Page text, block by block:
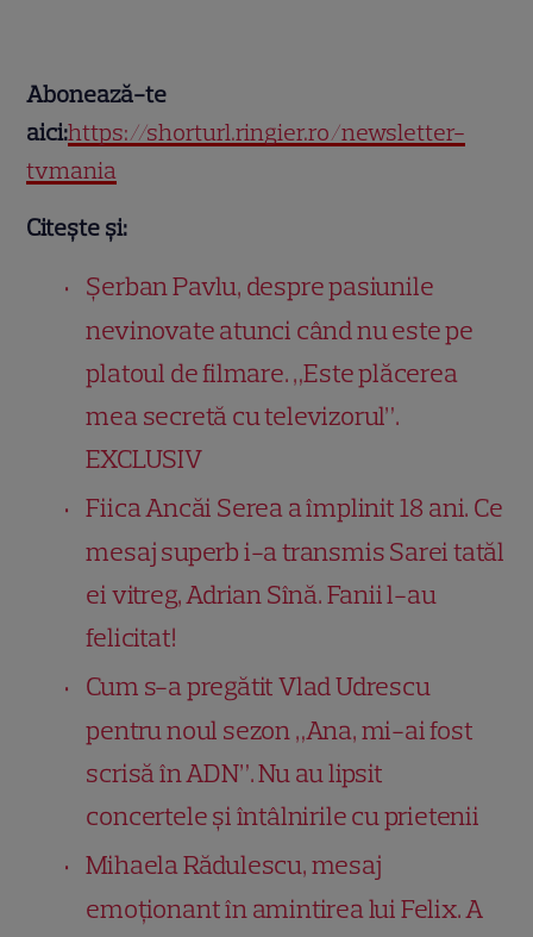
Abonează-te
aici:https://shorturl.ringier.ro/newsletter-
tvmania
Citește și:
Șerban Pavlu, despre pasiunile
nevinovate atunci când nu este pe
platoul de filmare. „Este plăcerea
mea secretă cu televizorul”.
EXCLUSIV
Fiica Ancăi Serea a împlinit 18 ani. Ce
mesaj superb i-a transmis Sarei tatăl
ei vitreg, Adrian Sînă. Fanii l-au
felicitat!
Cum s-a pregătit Vlad Udrescu
pentru noul sezon „Ana, mi-ai fost
scrisă în ADN”. Nu au lipsit
concertele și întâlnirile cu prietenii
Mihaela Rădulescu, mesaj
emoționant în amintirea lui Felix. A